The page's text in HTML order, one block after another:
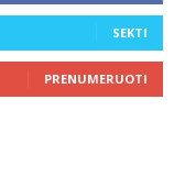
SEKTI
PRENUMERUOTI